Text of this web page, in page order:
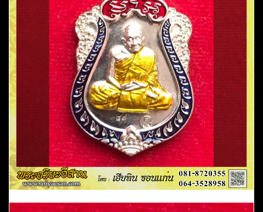
ล้าน
เนื้อ
อัล
ปาก้
า
ลงยา
หมายเลข87ปี2560
วัด
ป่า
ทศพล
มังคลาราม
อ.เมย
วดี
จ.ร้อยเอ็ด
ชิ้น